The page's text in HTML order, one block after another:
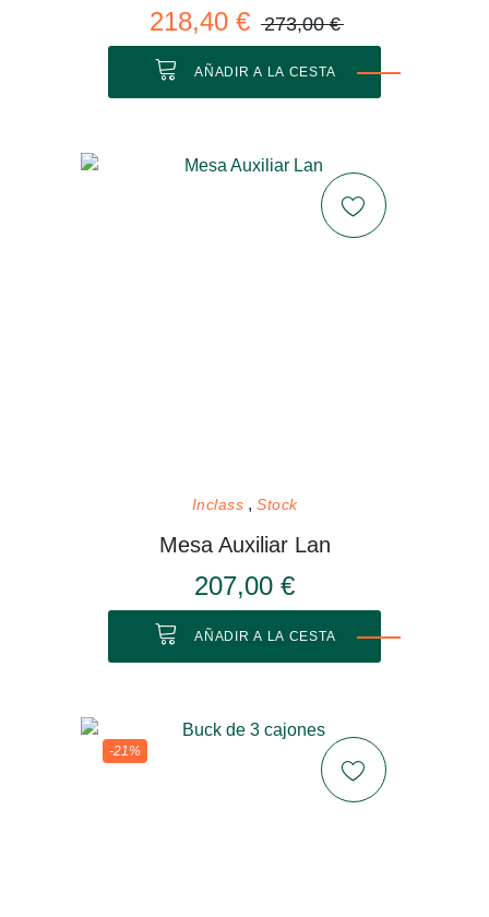
218,40 € 273,00 €
AÑADIR A LA CESTA
Inclass Stock
Mesa Auxiliar Lan
207,00 €
AÑADIR A LA CESTA
-21%